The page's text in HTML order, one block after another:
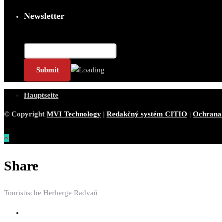
Newsletter
Hauptseite
© Copyright MVI Technology | Redakčný systém CITIO |
Share
Touristische Herberge Radvaň